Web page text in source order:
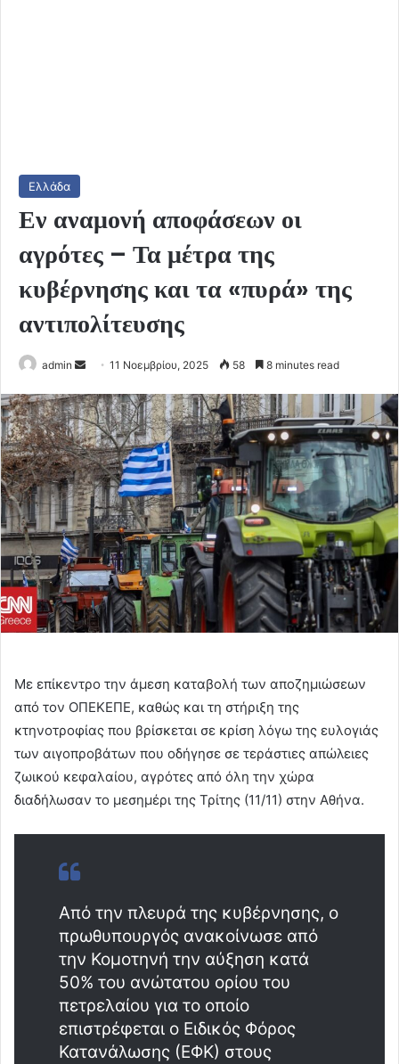
Ελλάδα
Εν αναμονή αποφάσεων οι
αγρότες – Τα μέτρα της
κυβέρνησης και τα «πυρά» της
αντιπολίτευσης
admin
Send
email
11 Νοεμβρίου, 2025 58 8 minutes read
Με επίκεντρο την άμεση καταβολή των αποζημιώσεων
από τον ΟΠΕΚΕΠΕ, καθώς και τη στήριξη της
κτηνοτροφίας που βρίσκεται σε κρίση λόγω της ευλογιάς
των αιγοπροβάτων που οδήγησε σε τεράστιες απώλειες
ζωικού κεφαλαίου, αγρότες από όλη την χώρα
διαδήλωσαν το μεσημέρι της Τρίτης (11/11) στην Αθήνα.
Από την πλευρά της κυβέρνησης, ο
πρωθυπουργός ανακοίνωσε από
την Κομοτηνή την αύξηση κατά
50% του ανώτατου ορίου του
πετρελαίου για το οποίο
επιστρέφεται ο Ειδικός Φόρος
Κατανάλωσης (ΕΦΚ) στους